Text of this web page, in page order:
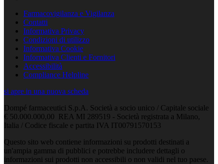
Farmacovigilanza e Vigilanza
Contatti
Informativa Privacy
Condizioni di utilizzo
Informativa Cookie
Informativa Clienti e Fornitori
Accessibilità
Compliance Helpline
si apre in una nuova scheda
Dompé farmaceutici S.p.A. Società a socio unico / Capitale sociale
€ 50.000.000,00 REA MI 289519 - Società registrata a Milano,
Italia / Codice fiscale e partita IVA IT00791570153
Questo sito web contiene informazioni su prodotti destinati a
un'ampia gamma di pubblici e potrebbe includere dettagli o
informazioni sui prodotti non accessibili o non validi nel tuo paese.